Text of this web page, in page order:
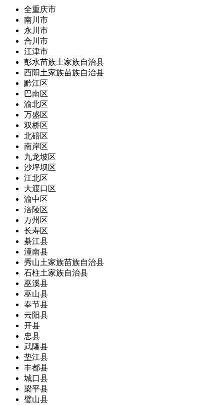
全重庆市
南川市
永川市
合川市
江津市
彭水苗族土家族自治县
酉阳土家族苗族自治县
黔江区
巴南区
渝北区
万盛区
双桥区
北碚区
南岸区
九龙坡区
沙坪坝区
江北区
大渡口区
渝中区
涪陵区
万州区
长寿区
綦江县
潼南县
秀山土家族苗族自治县
石柱土家族自治县
巫溪县
巫山县
奉节县
云阳县
开县
忠县
武隆县
垫江县
丰都县
城口县
梁平县
璧山县